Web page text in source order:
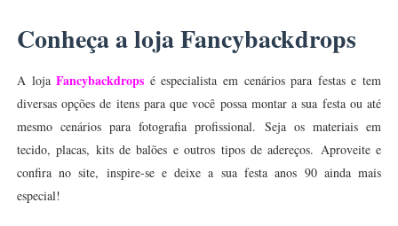
Conheça a loja Fancybackdrops
A lojaFancybackdrops é especialista em cenários para festas e tem
diversas opções de itens para que você possa montar a sua festa ou até
mesmo cenários para fotografia profissional. Seja os materiais em
tecido, placas, kits de balões e outros tipos de adereços. Aproveite e
confira no site, inspire-se e deixe a sua festa anos 90 ainda mais
especial!